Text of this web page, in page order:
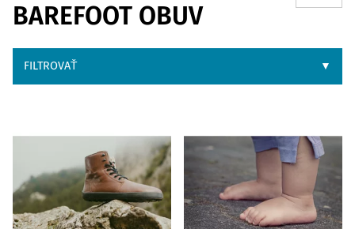
BAREFOOT OBUV
FILTROVAŤ ▼